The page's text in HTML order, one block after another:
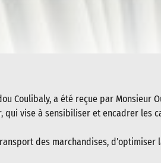
Coulibaly, a été reçue par Monsieur
vise à sensibiliser et encadrer les
des marchandises,